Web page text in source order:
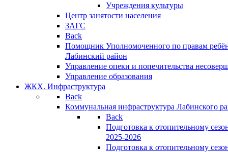
Учреждения культуры
Центр занятости населения
ЗАГС
Back
Помощник Уполномоченного по правам
Лабинский район
Управление опеки и попечительства
Управление образования
ЖКХ. Инфраструктура
Back
Коммунальная инфраструктура Лабинского
Back
Подготовка к отопительному
2025-2026
Подготовка к отопительному